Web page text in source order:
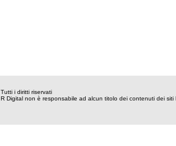
Tutti i diritti riservati
R Digital non è responsabile ad alcun titolo dei contenuti dei siti